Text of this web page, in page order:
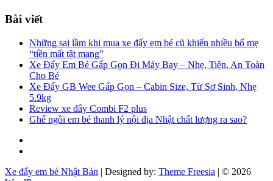
Bài viết
Những sai lầm khi mua xe đẩy em bé cũ khiến nhiều bố mẹ
“tiền mất tật mang”
Xe Đẩy Em Bé Gấp Gọn Đi Máy Bay – Nhẹ, Tiện, An Toàn
Cho Bé
Xe Đẩy GB Wee Gấp Gọn – Cabin Size, Từ Sơ Sinh, Nhẹ
5.9kg
Review xe đẩy Combi F2 plus
Ghế ngồi em bé thanh lý nội địa Nhật chất lượng ra sao?
Xe đẩy em bé Nhật Bản | Designed by: Theme Freesia | © 2026